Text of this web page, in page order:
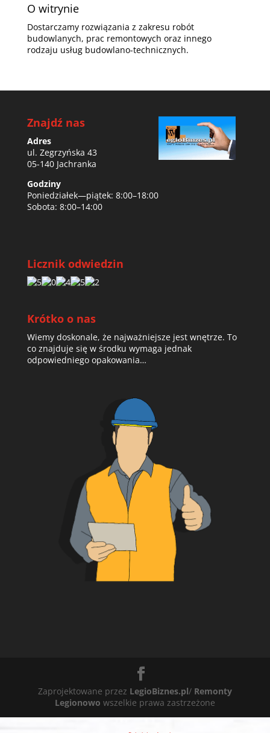
O witrynie
Dostarczamy rozwiązania z zakresu robót
budowlanych, prac remontowych oraz innego
rodzaju usług budowlano-technicznych.
Znajdź nas
Adres
ul. Zegrzyńska 43
05-140 Jachranka
Godziny
Poniedziałek—piątek: 8:00–18:00
Sobota: 8:00–14:00
Licznik odwiedzin
Krótko o nas
Wiemy doskonale, że najważniejsze jest wnętrze. To
co znajduje się w środku wymaga jednak
odpowiedniego opakowania…
Zaprojektowane przez LegioBiznes.pl/ Remonty
Legionowo wszelkie prawa zastrzeżone